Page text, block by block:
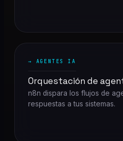
→ AGENTES IA
Orquestación de
n8n dispara los flujos de
respuestas a tus sistemas.